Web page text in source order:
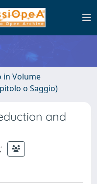
in Volume
o Saggio)
and